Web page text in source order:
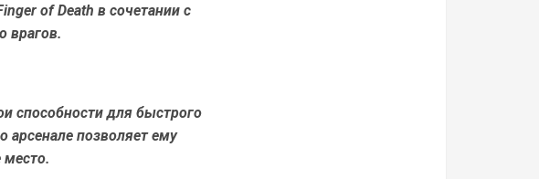
of Death в сочетании с
врагов.
способности для быстрого
арсенале позволяет ему
место.